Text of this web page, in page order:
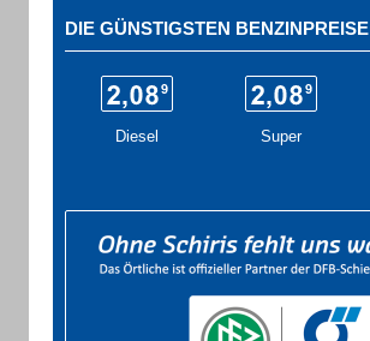
DIE GÜNSTIGSTEN BENZINPREISE
Diesel Super